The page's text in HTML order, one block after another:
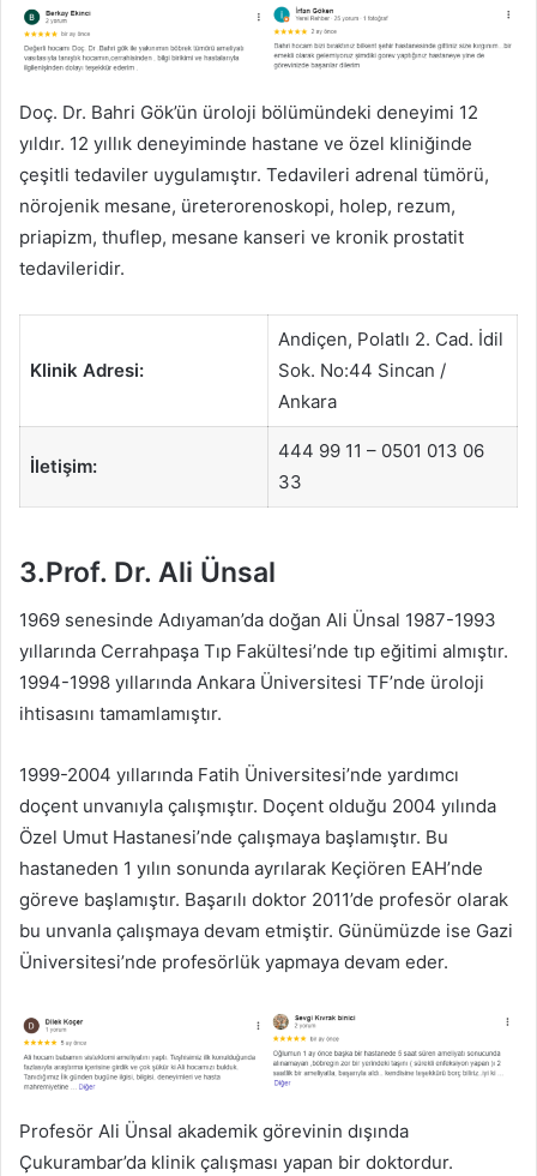
Doç. Dr. Bahri Gök’ün üroloji bölümündeki deneyimi 12
yıldır. 12 yıllık deneyiminde hastane ve özel kliniğinde
çeşitli tedaviler uygulamıştır. Tedavileri adrenal tümörü,
nörojenik mesane, üreterorenoskopi, holep, rezum,
priapizm, thuflep, mesane kanseri ve kronik prostatit
tedavileridir.
Klinik Adresi:
Andiçen, Polatlı 2. Cad. İdil
Sok. No:44 Sincan /
Ankara
İletişim:
444 99 11 – 0501 013 06
33
3.Prof. Dr. Ali Ünsal
1969 senesinde Adıyaman’da doğan Ali Ünsal 1987-1993
yıllarında Cerrahpaşa Tıp Fakültesi’nde tıp eğitimi almıştır.
1994-1998 yıllarında Ankara Üniversitesi TF’nde üroloji
ihtisasını tamamlamıştır.
1999-2004 yıllarında Fatih Üniversitesi’nde yardımcı
doçent unvanıyla çalışmıştır. Doçent olduğu 2004 yılında
Özel Umut Hastanesi’nde çalışmaya başlamıştır. Bu
hastaneden 1 yılın sonunda ayrılarak Keçiören EAH’nde
göreve başlamıştır. Başarılı doktor 2011’de profesör olarak
bu unvanla çalışmaya devam etmiştir. Günümüzde ise Gazi
Üniversitesi’nde profesörlük yapmaya devam eder.
Profesör Ali Ünsal akademik görevinin dışında
Çukurambar’da klinik çalışması yapan bir doktordur.